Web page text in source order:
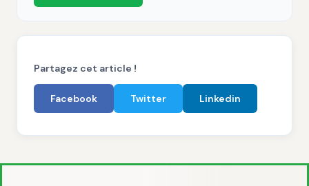
Partagez cet article !
Facebook Twitter Linkedin